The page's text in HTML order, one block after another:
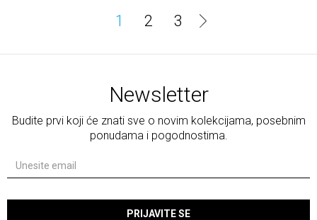
1 2 3
Newsletter
Budite prvi koji će znati sve o novim kolekcijama, posebnim
ponudama i pogodnostima.
PRIJAVITE SE